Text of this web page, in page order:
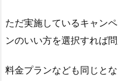
ただ実施しているキャン
ンのいい方を選択すれば
料金プランなども同じとな